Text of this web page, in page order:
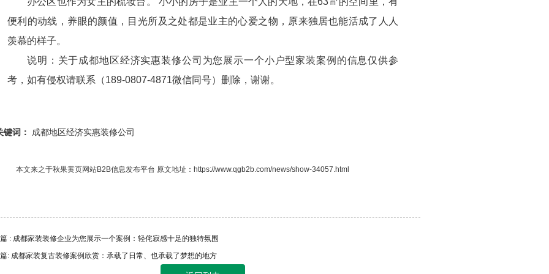
便利的动线，养眼的颜值，目光所及之处都是业主的心爱之物，原来独居也能活成了人人
羡慕的样子。
说明：关于成都地区经济实惠装修公司为您展示一个小户型家装案例的信息仅供参
考，如有侵权请联系（189-0807-4871微信同号）删除，谢谢。
键词： 成都地区经济实惠装修公司
本文来之于秋果黄页网站B2B信息发布平台 原文地址： https://www.qgb2b.com/news/show-34057.html
: 成都家装装修企业为您展示一个案例：轻侘寂感十足的独特氛围
: 成都家装复古装修案例欣赏：承载了日常、也承载了梦想的地方